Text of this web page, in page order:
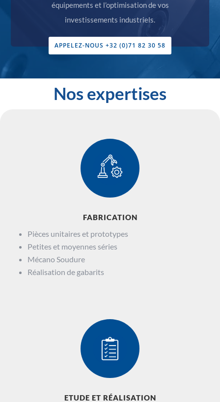
équipements et l’optimisation de vos
investissements industriels.
APPELEZ-NOUS +32 (0)71 82 30 58
Nos expertises
FABRICATION
Pièces unitaires et prototypes
Petites et moyennes séries
Mécano Soudure
Réalisation de gabarits
ETUDE ET RÉALISATION